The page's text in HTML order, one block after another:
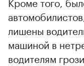
лишены
машиной в
водителям